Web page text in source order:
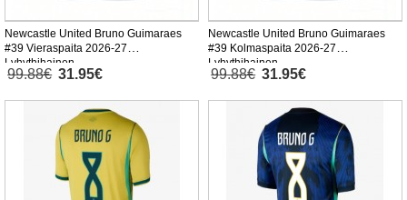
Newcastle United Bruno Guimaraes
#39 Vieraspaita 2026-27
Lyhythihainen
99.88€ 31.95€
Newcastle United Bruno Guimaraes
#39 Kolmaspaita 2026-27
Lyhythihainen
99.88€ 31.95€